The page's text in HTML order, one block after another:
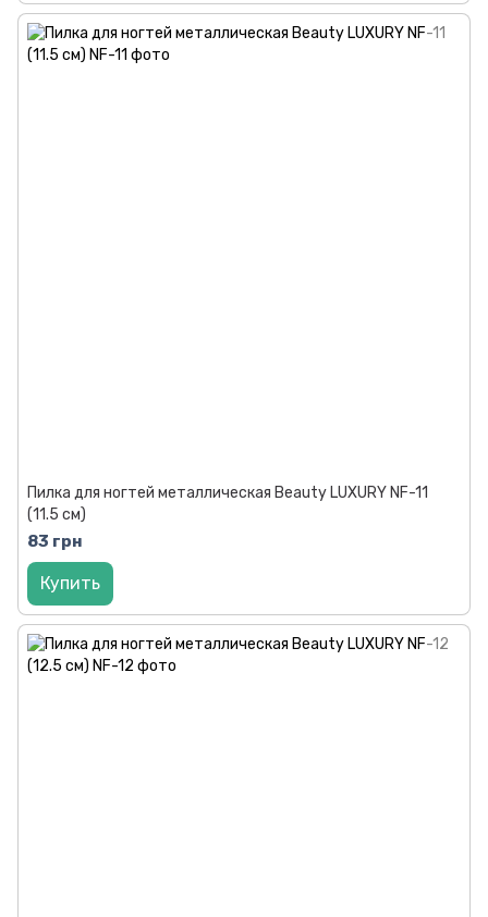
Пилка для ногтей металлическая Beauty LUXURY NF-11
(11.5 см)
83 грн
Купить